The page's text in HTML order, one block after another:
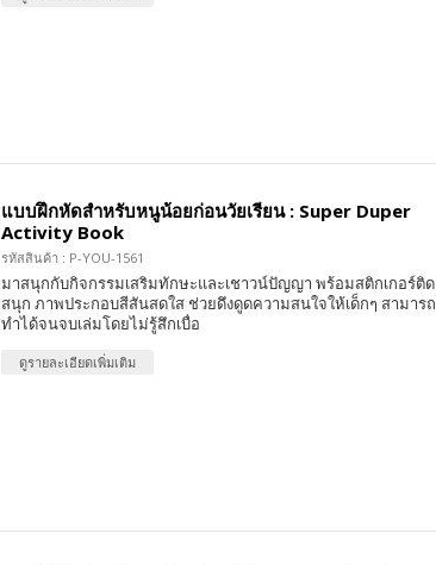
แบบฝึกหัดสำหรับหนูน้อยก่อนวัยเรียน : Super Duper
Activity Book
รหัสสินค้า : P-YOU-1561
มาสนุกกับกิจกรรมเสริมทักษะและเชาวน์ปัญญา พร้อมสติกเกอร์ติด
สนุก ภาพประกอบสีสันสดใส ช่วยดึงดูดความสนใจให้เด็กๆ สามารถ
ทำได้จนจบเล่มโดยไม่รู้สึกเบื่อ
ดูรายละเอียดเพิ่มเติม